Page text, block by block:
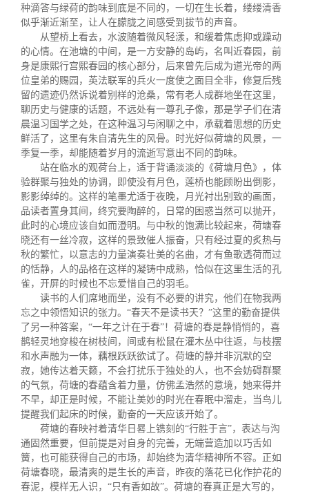
种滴答与绿荷的韵味到底是不同的，一切在生长着，缕缕清香
似乎渐近渐至，让人在朦胧之间感受到拔节的声音。
从望桥上看去，水波随着微风轻漾，和缓着焦虑抑或躁动
的心情。在池塘的中间，是一方安静的岛屿，名叫近春园，前
身是康熙行宫熙春园的核心部分，后来曾先后成为道光帝的两
位皇弟的赐园，英法联军的兵火一度使之面目全非，修复后残
留的遗迹仍然诉说着别样的沧桑，常有老人成群地坐在这里，
聊历史与健康的话题，不远处有一尊孔子像，那是学子们在清
晨温习国学之处，在这种温习与闲聊之中，承载着思想的历史
鲜活了，这里有朱自清先生的风骨。时光好似荷塘的风景，一
季复一季，却能随着岁月的流逝写意出不同的韵味。
站在临水的观荷台上，适于背诵淡淡的《荷塘月色》，体
验群聚与独处的协调，即使没有月色，莲桥也能顾盼出倒影，
影影绰绰的。这样的笔墨尤适于夜晚，月光衬出别致的画面，
品读者置身其间，终究要陶醉的，日常的困惑当然可以抛开，
此时的心境应该自如而澄明。与中秋的饱满比较起来，荷塘春
晓还有一丝冷寂，这样的景致催人振奋，只有经过夏的炙热与
秋的繁忙，以意志的力量演奏壮美的名曲，才有鱼歌透荷而过
的恬静，人的品格在这样的凝铸中成熟，恰似在这里生活的孔
雀，开屏的时候也不忘爱惜自己的羽毛。
读书的人们席地而坐，没有不必要的讲究，他们在物我两
忘之中领悟知识的张力。“春天不是读书天？”这里的勤奋提供
了另一种答案，“一年之计在于春”！荷塘的春是静悄悄的，喜
鹊轻灵地穿梭在树枝间，间或有松鼠在灌木丛中往返，与枝摆
和水声融为一体，藕根跃跃欲试了。荷塘的静并非沉默的空
寂，她传达着天籁，不会打扰乐于独处的人，也不会妨碍群聚
的气氛，荷塘的春蕴含着力量，仿佛孟浩然的意境，她来得并
不早，却正是时候，不能让美妙的时光在春眠中溜走，当鸟儿
提醒我们起床的时候，勤奋的一天应该开始了。
荷塘的春映衬着清华日晷上镌刻的“行胜于言”，表达与沟
通固然重要，但前提是对自身的完善，无端营造加以巧舌如
簧，也可能获得自己的市场，却始终为清华精神所不容。正如
荷塘春晓，最清爽的是生长的声音，昨夜的落花已化作护花的
春泥，模样无人识，“只有香如故”。荷塘的春真正是大写的，